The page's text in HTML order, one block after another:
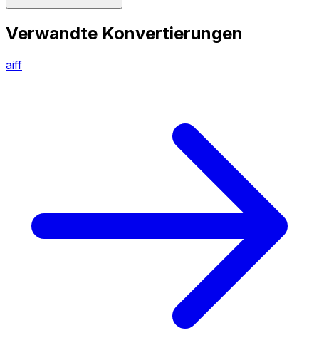
Verwandte Konvertierungen
aiff